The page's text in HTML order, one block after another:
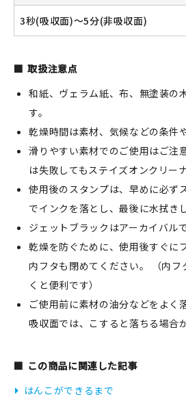
3秒(吸収面)～5分(非吸収面)
取扱注意点
和紙、ヴェラム紙、布、無塗装の
す。
乾燥時間は素材、気候などの条件
滑りやすい素材でのご使用はご注
は失敗してもステイズオンクリー
使用後のスタンプは、早めに必ず
でインクを落とし、最後に水拭き
ジェットブラックはアーカイバルで
乾燥を防ぐために、使用後すぐに
内フタも閉めてください。 （内
くと便利です）
ご使用前に素材の油分などをよ
吸収面では、こすると落ちる場合
この商品に関連した記事
はんこができるまで